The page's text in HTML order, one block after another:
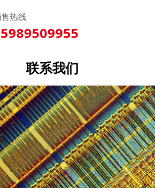
联系我们
热线